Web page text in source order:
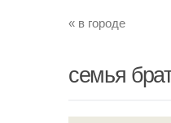
« в городе
семья